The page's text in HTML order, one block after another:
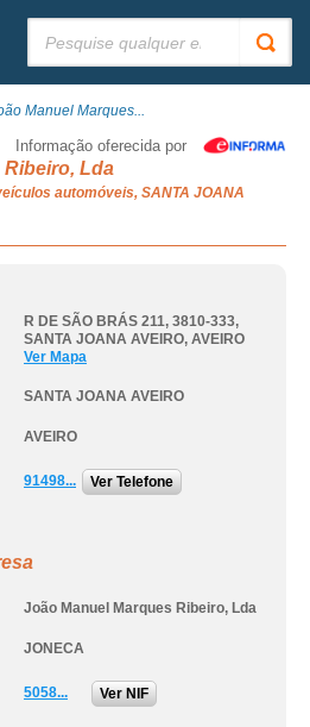
Manuel Marques...
Informação oferecida por
Ribeiro, Lda
automóveis, SANTA JOANA
R DE SÃO BRÁS 211, 3810-333,
SANTA JOANA AVEIRO, AVEIRO
Ver Mapa
SANTA JOANA AVEIRO
AVEIRO
91498... Ver Telefone
João Manuel Marques Ribeiro, Lda
JONECA
5058... Ver NIF